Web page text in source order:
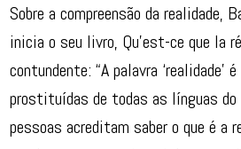
Sobre a compreensão da realidade,
inicia o seu livro, Qu’est-ce que la
contundente: “A palavra ‘realidade’
prostituídas de todas as línguas do
pessoas acreditam saber o que é a